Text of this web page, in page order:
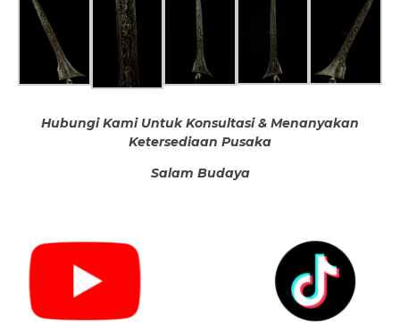
Hubungi Kami Untuk Konsultasi & Menanyakan
Ketersediaan Pusaka
Salam Budaya